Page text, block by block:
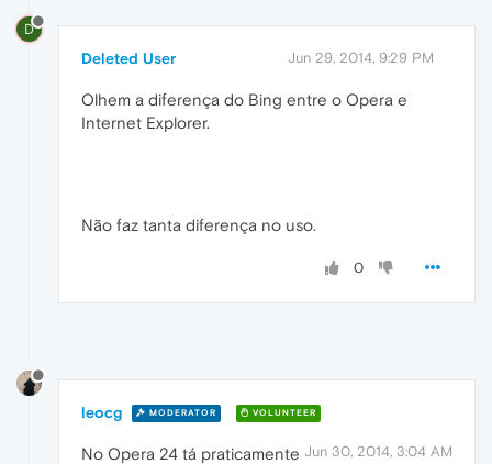
D
Deleted User Jun 29, 2014, 9:29 PM
Olhem a diferença do Bing entre o Opera e
Internet Explorer.
Não faz tanta diferença no uso.
0
leocg MODERATOR VOLUNTEER
Jun 30, 2014, 3:04 AM
No Opera 24 tá praticamente